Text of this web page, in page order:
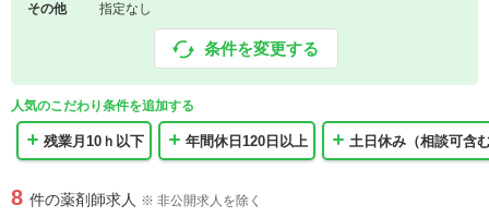
その他
指定なし
条件を変更する
人気のこだわり条件を追加する
残業月10ｈ以下 年間休日120日以上 土日休み（相談可含
8 件の薬剤師求人 ※ 非公開求人を除く